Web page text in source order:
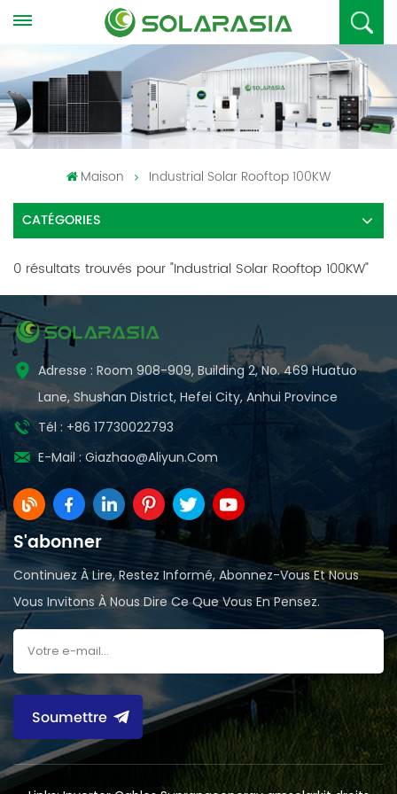
Maison Industrial Solar Rooftop 100KW
CATÉGORIES
0 résultats trouvés pour "Industrial Solar Rooftop 100KW"
Adresse : Room 908-909, Building 2, No. 469 Huatuo
Lane, Shushan District, Hefei City, Anhui Province
Tél : +86 17730022793
E-Mail : Giazhao@aliyun.com
S'abonner
Continuez À Lire, Restez Informé, Abonnez-Vous Et Nous
Vous Invitons À Nous Dire Ce Que Vous En Pensez.
Soumettre